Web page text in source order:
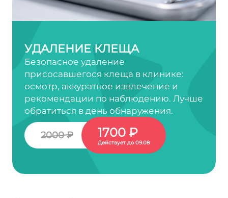
УДАЛЕНИЕ КЛЕЩА
Безопасное удаление
присосавшегося клеща в клинике:
осмотр, аккуратное извлечение и
рекомендации по наблюдению. Лучше
обратиться в день обнаружения.
2000 ₽ 1700 ₽
Действует до 09.08